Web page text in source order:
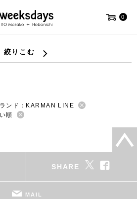
0
絞りこむ
ンド：KARMAN LINE
順
SHARE
MAIL